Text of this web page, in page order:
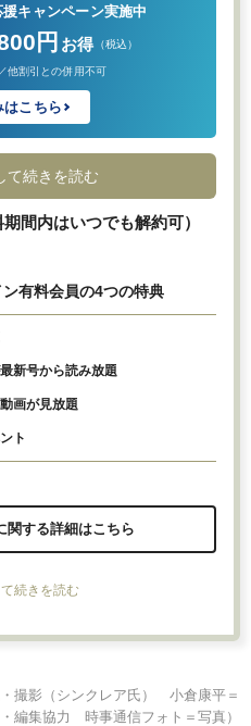
キャンペーン実施中
円 お得 （税込）
他割引との併用不可
はこちら
て続きを読む
間内はいつでも解約可）
有料会員の4つの特典
新号から読み放題
画が見放題
ト
関する詳細はこちら
続きを読む
・撮影（シンクレア氏） 小倉康平＝
編集協力 時事通信フォト＝写真）